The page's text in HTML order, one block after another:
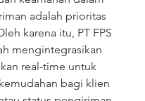
adalah prioritas
karena itu, PT FPS
mengintegrasikan
real-time untuk
bagi klien